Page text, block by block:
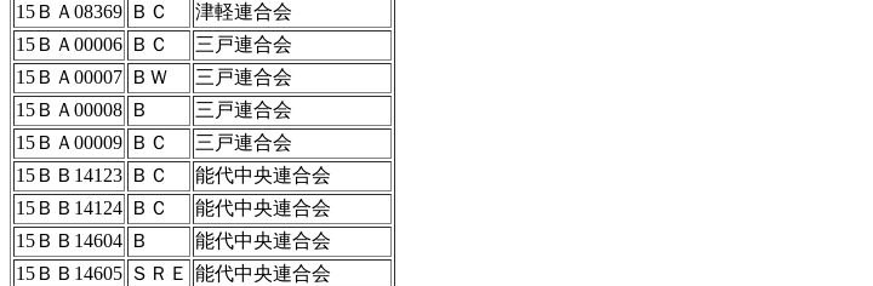
15ＢＡ08369 ＢＣ
津軽連合会
15ＢＡ00006 ＢＣ
三戸連合会
15ＢＡ00007 ＢＷ
三戸連合会
15ＢＡ00008 Ｂ
三戸連合会
15ＢＡ00009 ＢＣ
三戸連合会
15ＢＢ14123 ＢＣ
能代中央連合会
15ＢＢ14124 ＢＣ
能代中央連合会
15ＢＢ14604 Ｂ
能代中央連合会
15ＢＢ14605 ＳＲＥ 能代中央連合会